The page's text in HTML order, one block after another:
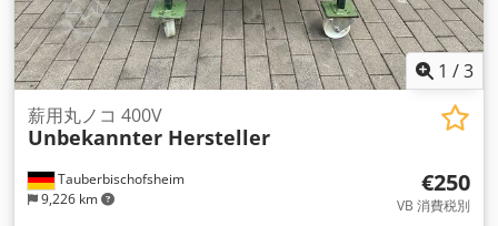
1 /3
Tauberbischofsheim
9,226 km
薪用丸ノコ 400V
Unbekannter Hersteller
€250
VB 消費税別